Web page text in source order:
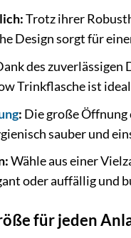
Trotz ihrer
Design sorgt für
des zuverlässigen
Trinkflasche ist
: Die große Öffnung
sauber und
Wähle aus einer
oder auffällig und
für jeden